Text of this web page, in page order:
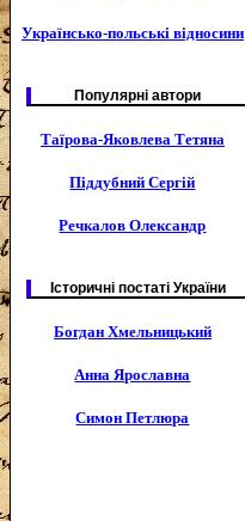
Українсько-польські відносини
Популярні автори
Таїрова-Яковлева Тетяна
Піддубний Сергій
Речкалов Олександр
Історичні постаті України
Богдан Хмельницький
Анна Ярославна
Симон Петлюра